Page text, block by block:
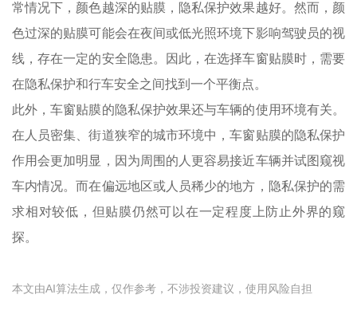
常情况下，颜色越深的贴膜，隐私保护效果越好。然而，颜
色过深的贴膜可能会在夜间或低光照环境下影响驾驶员的视
线，存在一定的安全隐患。因此，在选择车窗贴膜时，需要
在隐私保护和行车安全之间找到一个平衡点。
此外，车窗贴膜的隐私保护效果还与车辆的使用环境有关。
在人员密集、街道狭窄的城市环境中，车窗贴膜的隐私保护
作用会更加明显，因为周围的人更容易接近车辆并试图窥视
车内情况。而在偏远地区或人员稀少的地方，隐私保护的需
求相对较低，但贴膜仍然可以在一定程度上防止外界的窥
探。
本文由AI算法生成，仅作参考，不涉投资建议，使用风险自担